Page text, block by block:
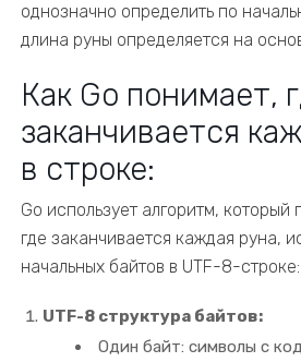
однозначно определить по
длина руны определяется на
Как Go понимает,
заканчивается
в строке:
Go использует алгоритм, который
где заканчивается каждая руна,
начальных байтов в UTF-8-строке:
UTF-8 структура байтов:
Один байт: символы с